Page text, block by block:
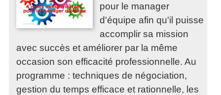
pour le manager
d'équipe afin qu'il puisse
accomplir sa mission
avec succès et améliorer par la même
occasion son efficacité professionnelle. Au
programme : techniques de négociation,
gestion du temps efficace et rationnelle, les